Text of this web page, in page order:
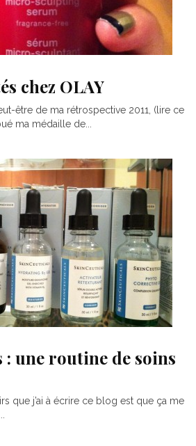
chez OLAY
être de ma rétrospective 2011, (lire ce
ma médaille de...
: une routine de soins
que j’ai à écrire ce blog est que ça me